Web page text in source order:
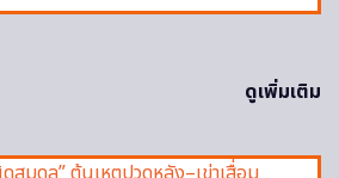
ดูเพิ่มเติม